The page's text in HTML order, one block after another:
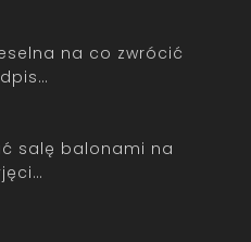
na co zwrócić
salę balonami na